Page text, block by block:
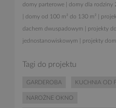
domy parterowe domy dla rodziny
domy od 100 m² do 130 m²
dachem dwuspadowym projekty
jednostanowiskowym projekty
Tagi do projektu
GARDEROBA KUCHNIA OD
NAROŻNE OKNO